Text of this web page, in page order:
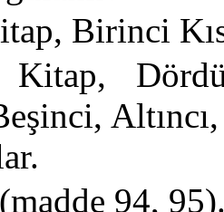
Birinci
94,